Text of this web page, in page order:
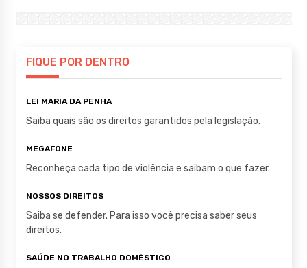
p
k
FIQUE POR DENTRO
LEI MARIA DA PENHA
Saiba quais são os direitos garantidos pela legislação.
MEGAFONE
Reconheça cada tipo de violência e saibam o que fazer.
NOSSOS DIREITOS
Saiba se defender. Para isso você precisa saber seus
direitos.
SAÚDE NO TRABALHO DOMÉSTICO